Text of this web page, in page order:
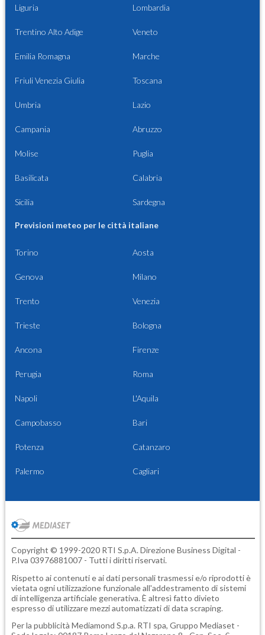
Liguria Lombardia
Trentino Alto Adige Veneto
Emilia Romagna Marche
Friuli Venezia Giulia Toscana
Umbria Lazio
Campania Abruzzo
Molise Puglia
Basilicata Calabria
Sicilia Sardegna
Previsioni meteo per le città italiane
Torino Aosta
Genova Milano
Trento Venezia
Trieste Bologna
Ancona Firenze
Perugia Roma
Napoli L'Aquila
Campobasso Bari
Potenza Catanzaro
Palermo Cagliari
Copyright © 1999-2020 RTI S.p.A. Direzione Business Digital -
P.Iva 03976881007 - Tutti i diritti riservati.
Rispetto ai contenuti e ai dati personali trasmessi e/o riprodotti è
vietata ogni utilizzazione funzionale all'addestramento di sistemi
di intelligenza artificiale generativa. È altresì fatto divieto
espresso di utilizzare mezzi automatizzati di data scraping.
Per la pubblicità Mediamond S.p.a. RTI spa, Gruppo Mediaset -